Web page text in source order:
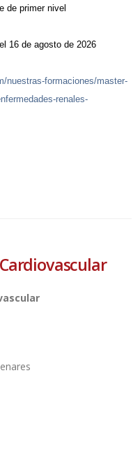
de primer nivel
16 de agosto de 2026
nuestras-formaciones/master-
renales-